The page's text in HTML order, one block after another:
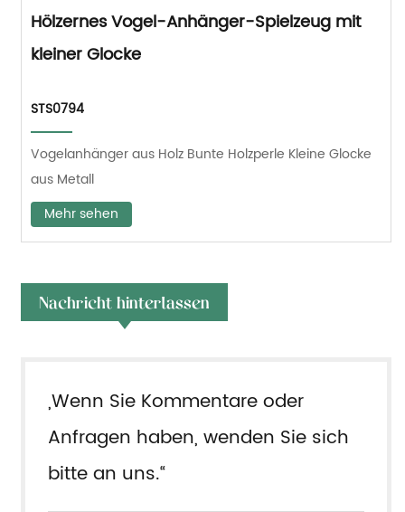
Hölzernes Vogel-Anhänger-Spielzeug mit
kleiner Glocke
STS0794
Vogelanhänger aus Holz Bunte Holzperle Kleine Glocke
aus Metall
Mehr sehen
Nachricht hinterlassen
„Wenn Sie Kommentare oder
Anfragen haben, wenden Sie sich
bitte an uns.“